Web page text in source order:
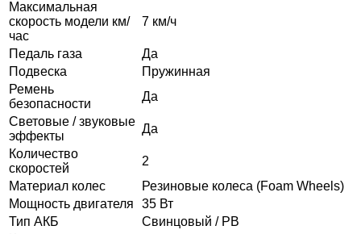
Максимальная
скорость модели км/
час
7 км/ч
Педаль газа
Да
Подвеска
Пружинная
Ремень
безопасности
Да
Световые / звуковые
эффекты
Да
Количество
скоростей
2
Материал колес
Резиновые колеса (Foam Wheels)
Мощность двигателя
35 Вт
Тип АКБ
Свинцовый / PB